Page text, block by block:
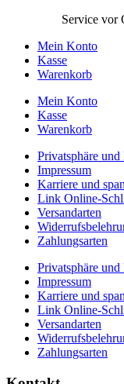
Service vor
Mein Konto
Kasse
Warenkorb
Mein Konto
Kasse
Warenkorb
Privatsphäre und
Impressum
Karriere und
Link Online-
Versandarten
Zahlungsarten
Privatsphäre und
Impressum
Karriere und
Link Online-
Versandarten
Zahlungsarten